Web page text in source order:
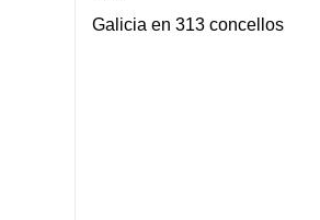
Galicia en 313 concellos